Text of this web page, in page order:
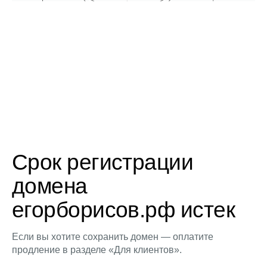
Срок регистрации
домена
егорборисов.рф истек
Если вы хотите сохранить домен — оплатите
продление в разделе «Для клиентов».